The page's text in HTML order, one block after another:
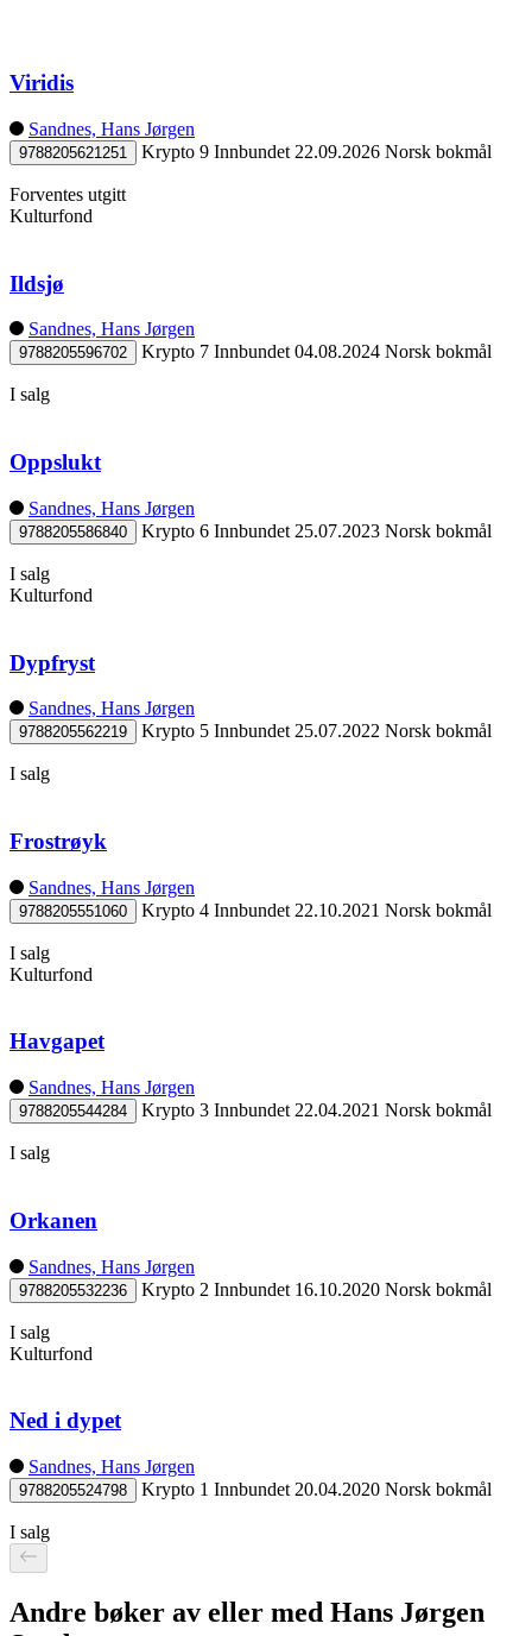
Viridis
Sandnes, Hans Jørgen
9788205621251 Krypto 9 Innbundet 22.09.2026 Norsk bokmål
Forventes utgitt
Kulturfond
Ildsjø
Sandnes, Hans Jørgen
9788205596702 Krypto 7 Innbundet 04.08.2024 Norsk bokmål
I salg
Oppslukt
Sandnes, Hans Jørgen
9788205586840 Krypto 6 Innbundet 25.07.2023 Norsk bokmål
I salg
Kulturfond
Dypfryst
Sandnes, Hans Jørgen
9788205562219 Krypto 5 Innbundet 25.07.2022 Norsk bokmål
I salg
Frostrøyk
Sandnes, Hans Jørgen
9788205551060 Krypto 4 Innbundet 22.10.2021 Norsk bokmål
I salg
Kulturfond
Havgapet
Sandnes, Hans Jørgen
9788205544284 Krypto 3 Innbundet 22.04.2021 Norsk bokmål
I salg
Orkanen
Sandnes, Hans Jørgen
9788205532236 Krypto 2 Innbundet 16.10.2020 Norsk bokmål
I salg
Kulturfond
Ned i dypet
Sandnes, Hans Jørgen
9788205524798 Krypto 1 Innbundet 20.04.2020 Norsk bokmål
I salg
Andre bøker av eller med Hans Jørgen